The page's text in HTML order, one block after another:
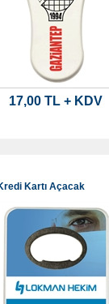
17,00 TL + KDV
Kredi Kartı Açacak